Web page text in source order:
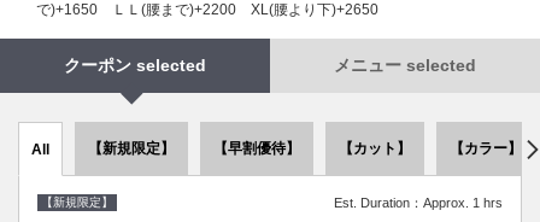
で)+1650 ＬＬ(腰まで)+2200 XL(腰より下)+2650
クーポン selected メニュー selected
All 【新規限定】 【早割優待】 【カット】 【カラー】
【新規限定】 Est. Duration：Approx. 1 hrs